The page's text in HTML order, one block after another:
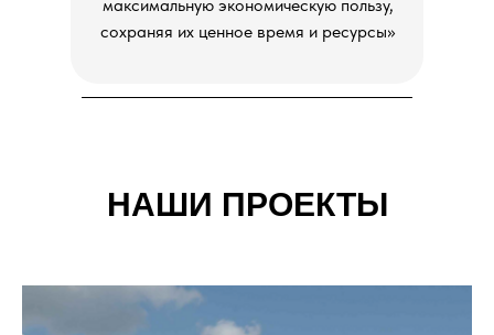
максимальную экономическую пользу,
сохраняя их ценное время и ресурсы»
НАШИ ПРОЕКТЫ